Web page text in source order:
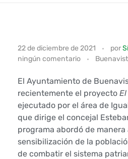
C
o
n
c
l
u
22 de diciembre de 2021 por
ningún comentario
El Ayuntamiento de
recientemente el proyecto
ejecutado por el área de
que dirige el concejal
programa abordó de
sensibilización de la
de combatir el sistema